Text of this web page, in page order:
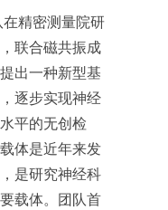
精密测量院研
联合磁共振成
出一种新型基
逐步实现神经
平的无创检
体是近年来发
是研究神经科
载体。团队首